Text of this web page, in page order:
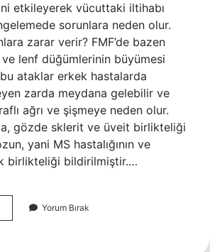
etkileyerek vücuttaki iltihabı
sorunlara neden olur.
zarar verir? FMF’de bazen
lenf düğümlerinin büyümesi
ataklar erkek hastalarda
zarda meydana gelebilir ve
ağrı ve şişmeye neden olur.
gözde sklerit ve üveit birlikteliği
yani MS hastalığının ve
birlikteliği bildirilmiştir.…
Yorum Bırak